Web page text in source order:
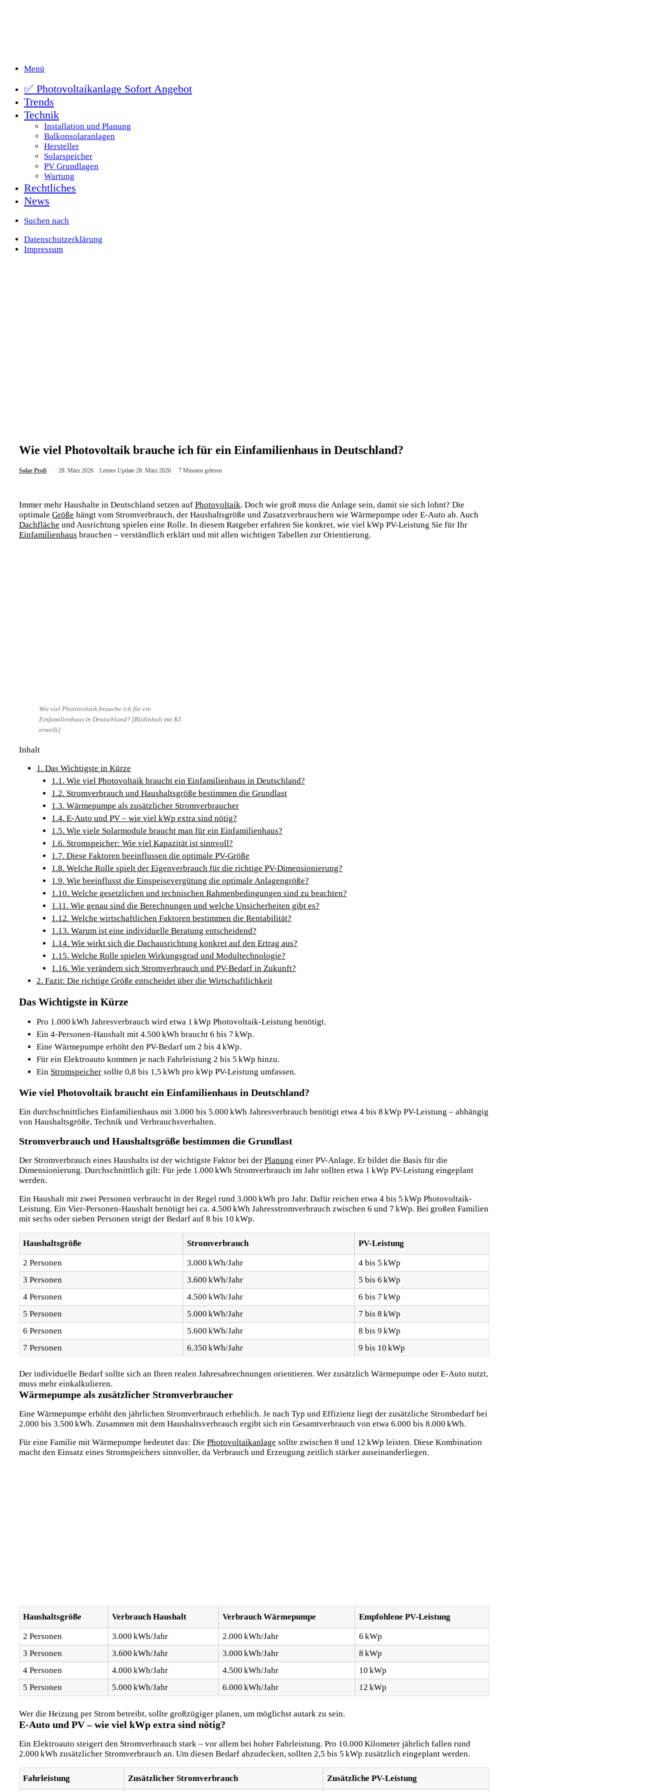
Menü
✅ Photovoltaikanlage Sofort Angebot
Trends
Technik
Installation und Planung
Balkonsolaranlagen
Hersteller
Solarspeicher
PV Grundlagen
Wartung
Rechtliches
News
Suchen nach
Datenschutzerklärung
Impressum
Wie viel Photovoltaik brauche ich für ein Einfamilienhaus in Deutschland?
Solar Profi 28. März 2026 Letztes Update 28. März 2026 7 Minuten gelesen
Immer mehr Haushalte in Deutschland setzen auf Photovoltaik. Doch wie groß muss die Anlage sein, damit sie sich lohnt? Die
optimale Größe hängt vom Stromverbrauch, der Haushaltsgröße und Zusatzverbrauchern wie Wärmepumpe oder E-Auto ab. Auch
Dachfläche und Ausrichtung spielen eine Rolle. In diesem Ratgeber erfahren Sie konkret, wie viel kWp PV-Leistung Sie für Ihr
Einfamilienhaus brauchen – verständlich erklärt und mit allen wichtigen Tabellen zur Orientierung.
Wie viel Photovoltaik brauche ich für ein
Einfamilienhaus in Deutschland? [Bildinhalt mit KI
erstellt]
Inhalt
1. Das Wichtigste in Kürze
1.1. Wie viel Photovoltaik braucht ein Einfamilienhaus in Deutschland?
1.2. Stromverbrauch und Haushaltsgröße bestimmen die Grundlast
1.3. Wärmepumpe als zusätzlicher Stromverbraucher
1.4. E-Auto und PV – wie viel kWp extra sind nötig?
1.5. Wie viele Solarmodule braucht man für ein Einfamilienhaus?
1.6. Stromspeicher: Wie viel Kapazität ist sinnvoll?
1.7. Diese Faktoren beeinflussen die optimale PV-Größe
1.8. Welche Rolle spielt der Eigenverbrauch für die richtige PV-Dimensionierung?
1.9. Wie beeinflusst die Einspeisevergütung die optimale Anlagengröße?
1.10. Welche gesetzlichen und technischen Rahmenbedingungen sind zu beachten?
1.11. Wie genau sind die Berechnungen und welche Unsicherheiten gibt es?
1.12. Welche wirtschaftlichen Faktoren bestimmen die Rentabilität?
1.13. Warum ist eine individuelle Beratung entscheidend?
1.14. Wie wirkt sich die Dachausrichtung konkret auf den Ertrag aus?
1.15. Welche Rolle spielen Wirkungsgrad und Modultechnologie?
1.16. Wie verändern sich Stromverbrauch und PV-Bedarf in Zukunft?
2. Fazit: Die richtige Größe entscheidet über die Wirtschaftlichkeit
Das Wichtigste in Kürze
Pro 1.000 kWh Jahresverbrauch wird etwa 1 kWp Photovoltaik-Leistung benötigt.
Ein 4-Personen-Haushalt mit 4.500 kWh braucht 6 bis 7 kWp.
Eine Wärmepumpe erhöht den PV-Bedarf um 2 bis 4 kWp.
Für ein Elektroauto kommen je nach Fahrleistung 2 bis 5 kWp hinzu.
Ein Stromspeicher sollte 0,8 bis 1,5 kWh pro kWp PV-Leistung umfassen.
Wie viel Photovoltaik braucht ein Einfamilienhaus in Deutschland?
Ein durchschnittliches Einfamilienhaus mit 3.000 bis 5.000 kWh Jahresverbrauch benötigt etwa 4 bis 8 kWp PV-Leistung – abhängig
von Haushaltsgröße, Technik und Verbrauchsverhalten.
Stromverbrauch und Haushaltsgröße bestimmen die Grundlast
Der Stromverbrauch eines Haushalts ist der wichtigste Faktor bei der Planung einer PV-Anlage. Er bildet die Basis für die
Dimensionierung. Durchschnittlich gilt: Für jede 1.000 kWh Stromverbrauch im Jahr sollten etwa 1 kWp PV-Leistung eingeplant
werden.
Ein Haushalt mit zwei Personen verbraucht in der Regel rund 3.000 kWh pro Jahr. Dafür reichen etwa 4 bis 5 kWp Photovoltaik-
Leistung. Ein Vier-Personen-Haushalt benötigt bei ca. 4.500 kWh Jahresstromverbrauch zwischen 6 und 7 kWp. Bei großen Familien
mit sechs oder sieben Personen steigt der Bedarf auf 8 bis 10 kWp.
Haushaltsgröße Stromverbrauch PV-Leistung
2 Personen 3.000 kWh/Jahr
4 bis 5 kWp
3 Personen
3.600 kWh/Jahr
5 bis 6 kWp
4 Personen
4.500 kWh/Jahr
6 bis 7 kWp
5 Personen
5.000 kWh/Jahr
7 bis 8 kWp
6 Personen
5.600 kWh/Jahr
8 bis 9 kWp
7 Personen
6.350 kWh/Jahr 9 bis 10 kWp
Der individuelle Bedarf sollte sich an Ihren realen Jahresabrechnungen orientieren. Wer zusätzlich Wärmepumpe oder E-Auto nutzt,
muss mehr einkalkulieren.
Wärmepumpe als zusätzlicher Stromverbraucher
Eine Wärmepumpe erhöht den jährlichen Stromverbrauch erheblich. Je nach Typ und Effizienz liegt der zusätzliche Strombedarf bei
2.000 bis 3.500 kWh. Zusammen mit dem Haushaltsverbrauch ergibt sich ein Gesamtverbrauch von etwa 6.000 bis 8.000 kWh.
Für eine Familie mit Wärmepumpe bedeutet das: Die Photovoltaikanlage sollte zwischen 8 und 12 kWp leisten. Diese Kombination
macht den Einsatz eines Stromspeichers sinnvoller, da Verbrauch und Erzeugung zeitlich stärker auseinanderliegen.
Haushaltsgröße Verbrauch Haushalt Verbrauch Wärmepumpe Empfohlene PV-Leistung
2 Personen 3.000 kWh/Jahr 2.000 kWh/Jahr
6 kWp
3 Personen
3.600 kWh/Jahr 3.000 kWh/Jahr
8 kWp
4 Personen
4.000 kWh/Jahr 4.500 kWh/Jahr
10 kWp
5 Personen
5.000 kWh/Jahr 6.000 kWh/Jahr 12 kWp
Wer die Heizung per Strom betreibt, sollte großzügiger planen, um möglichst autark zu sein.
E-Auto und PV – wie viel kWp extra sind nötig?
Ein Elektroauto steigert den Stromverbrauch stark – vor allem bei hoher Fahrleistung. Pro 10.000 Kilometer jährlich fallen rund
2.000 kWh zusätzlicher Stromverbrauch an. Um diesen Bedarf abzudecken, sollten 2,5 bis 5 kWp zusätzlich eingeplant werden.
Fahrleistung Zusätzlicher Stromverbrauch Zusätzliche PV-Leistung